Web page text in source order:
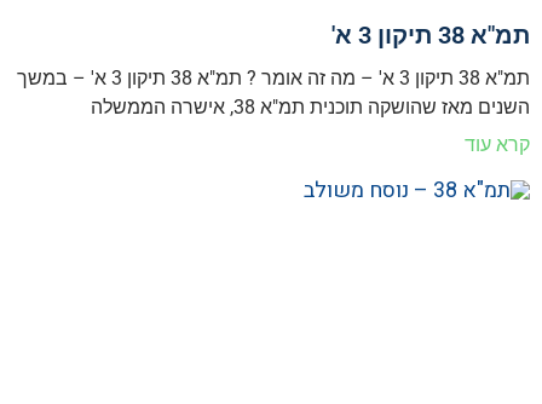
תמ"א 38 תיקון 3 א'
תמ"א 38 תיקון 3 א' – מה זה אומר ? תמ"א 38 תיקון 3 א' – במשך
השנים מאז שהושקה תוכנית תמ"א 38, אישרה הממשלה
קרא עוד